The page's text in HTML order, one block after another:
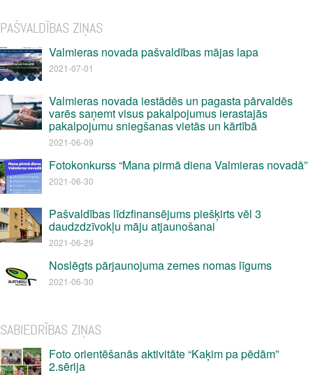
PAŠVALDĪBAS ZIŅAS
Valmieras novada pašvaldības mājas lapa
2021-07-01
Valmieras novada iestādēs un pagasta pārvaldēs
varēs saņemt visus pakalpojumus ierastajās
pakalpojumu sniegšanas vietās un kārtībā
2021-06-09
Fotokonkurss “Mana pirmā diena Valmieras novadā”
2021-06-30
Pašvaldības līdzfinansējums piešķirts vēl 3
daudzdzīvokļu māju atjaunošanai
2021-06-29
Noslēgts pārjaunojuma zemes nomas līgums
2021-06-30
SABIEDRĪBAS ZIŅAS
Foto orientēšanās aktivitāte “Kaķim pa pēdām”
2.sērija